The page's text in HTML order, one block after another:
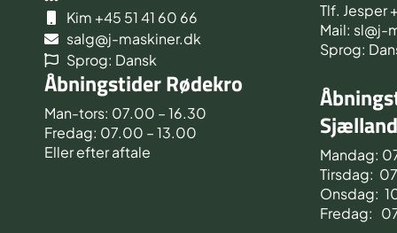
Kim +45 51 41 60 66
salg@j-maskiner.dk
Sprog: Dansk
Åbningstider Rødekro
Man-tors: 07.00 – 16.30
Fredag: 07.00 – 13.00
Eller efter aftale
Tlf. Jesper
Mail: sl@j-
Sprog:
Sjælland
Mandag:
Tirsdag:
Onsdag:
Fredag: